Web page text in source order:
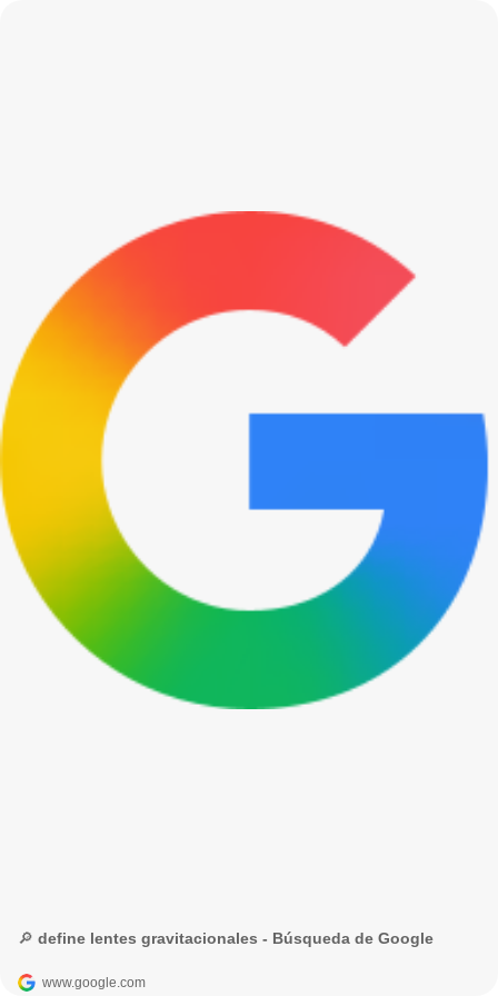
🔎 define lentes gravitacionales - Búsqueda de Google
www.google.com